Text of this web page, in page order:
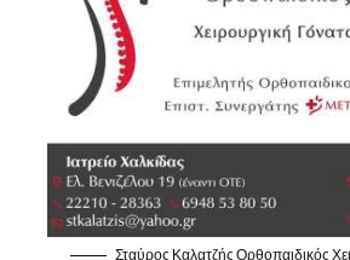
Σταύρος Καλατζής Ορθοπαιδικός